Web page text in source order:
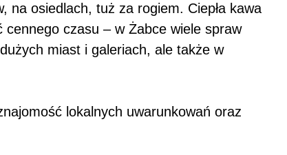
na osiedlach, tuż za rogiem. Ciepła kawa
cennego czasu – w Żabce wiele spraw
miast i galeriach, ale także w
lokalnych uwarunkowań oraz